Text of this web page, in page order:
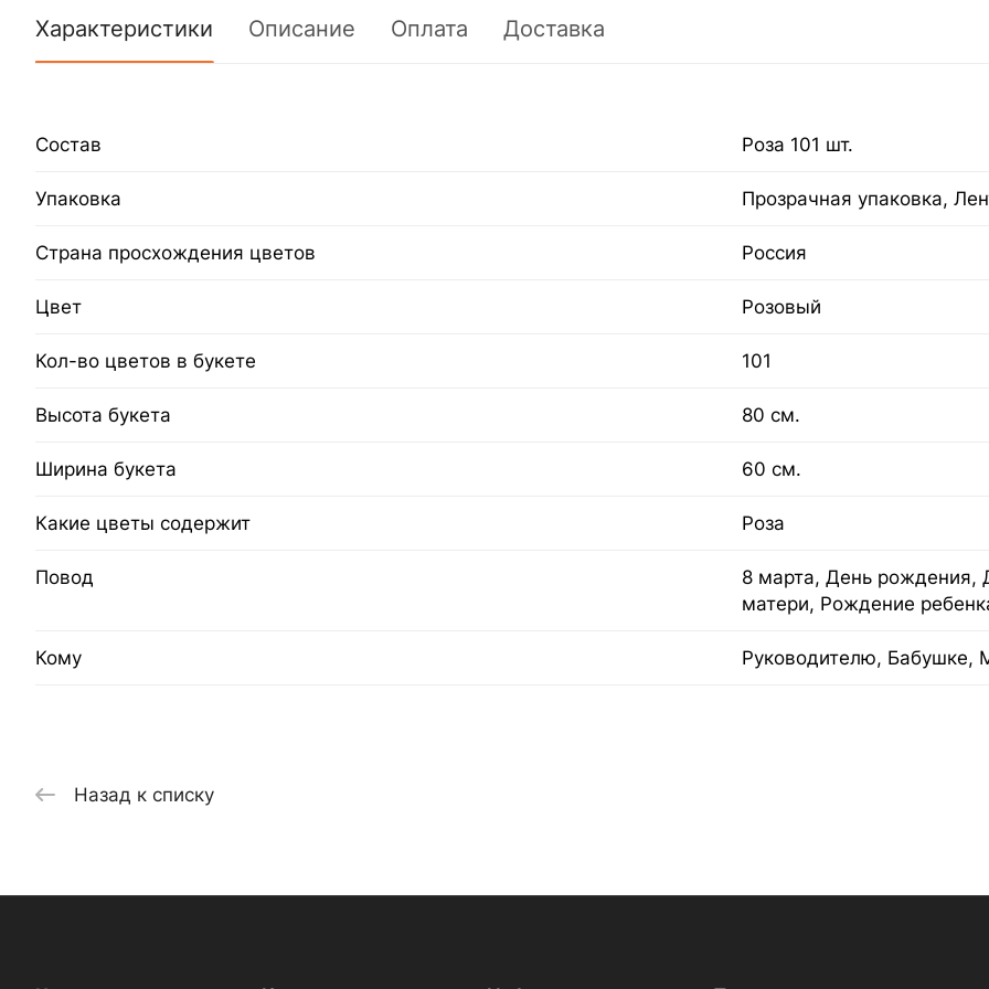
Характеристики Описание Оплата Доставка
Состав Роза 101 шт.
Упаковка Прозрачная упаковка,
Страна просхождения цветов Россия
Цвет Розовый
Кол-во цветов в букете 101
Высота букета 80 см.
Ширина букета 60 см.
Какие цветы содержит Роза
Повод
8 марта, День рождения,
матери, Рождение
Кому Руководителю,
Назад к списку